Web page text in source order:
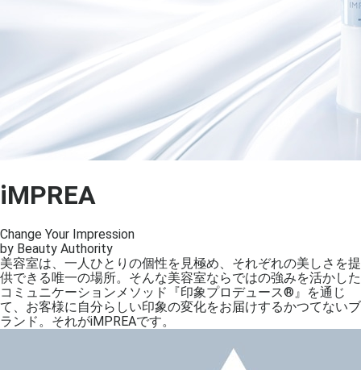
iMPREA
Change Your Impression
by Beauty Authority
美容室は、一人ひとりの個性を見極め、それぞれの美しさを提
供できる唯一の場所。そんな美容室ならではの強みを活かした
コミュニケーションメソッド『印象プロデュース®』を通じ
て、お客様に自分らしい印象の変化をお届けするかつてないブ
ランド。それがiMPREAです。